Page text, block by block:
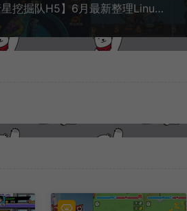
三网H5休闲游戏【行星挖掘队H5】6月最新整理Linux手工服务端+Win一键服务端+解压即玩+简易安卓客户端+详细搭建教程